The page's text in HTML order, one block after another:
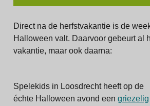
Direct na de herfstvakantie is de
Halloween valt. Daarvoor gebeurt al
vakantie, maar ook daarna:
Spelekids in Loosdrecht heeft op de
échte Halloween avond een griezelig